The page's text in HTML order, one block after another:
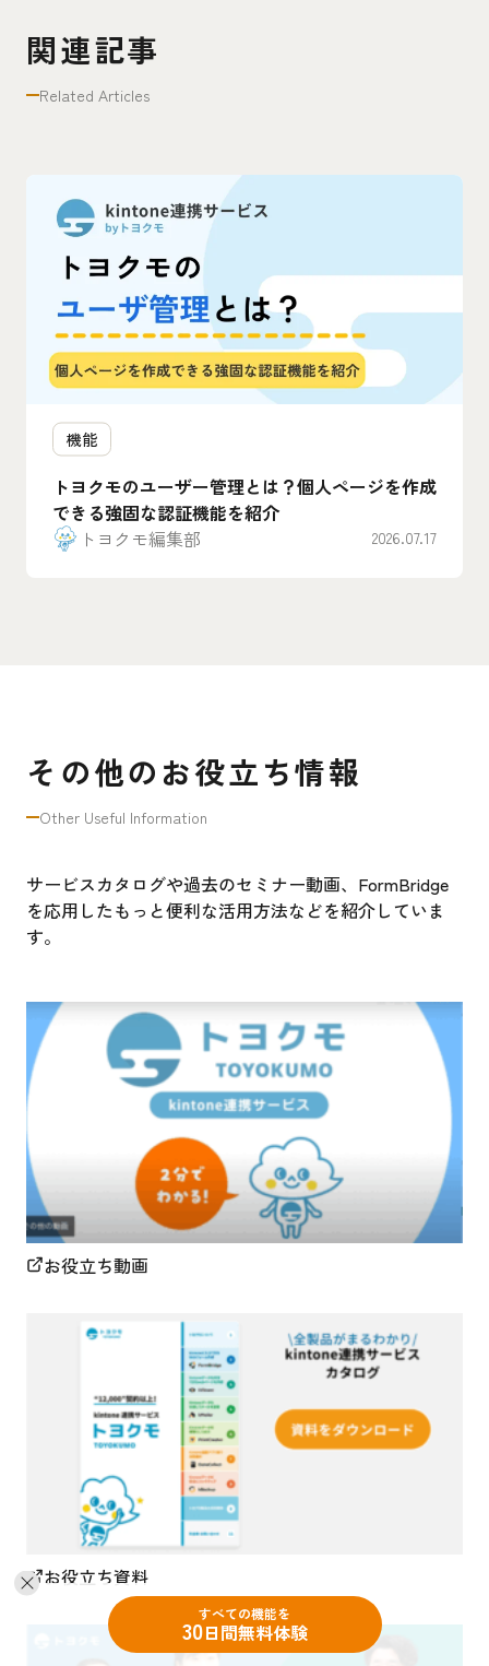
関連記事
Related Articles
機能
トヨクモのユーザー管理とは？個人ページを作成
できる強固な認証機能を紹介
トヨクモ編集部
2026.07.17
その他のお役立ち情報
Other Useful Information
サービスカタログや過去のセミナー動画、FormBridge
を応用したもっと便利な活用方法などを紹介していま
す。
お役立ち動画
お役立ち資料
すべての機能を
30日間無料体験